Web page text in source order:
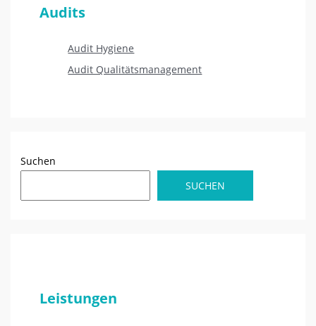
Audits
Audit Hygiene
Audit Qualitätsmanagement
Suchen
SUCHEN
Leistungen